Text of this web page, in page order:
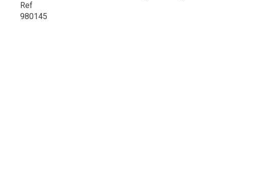
Ref
980145